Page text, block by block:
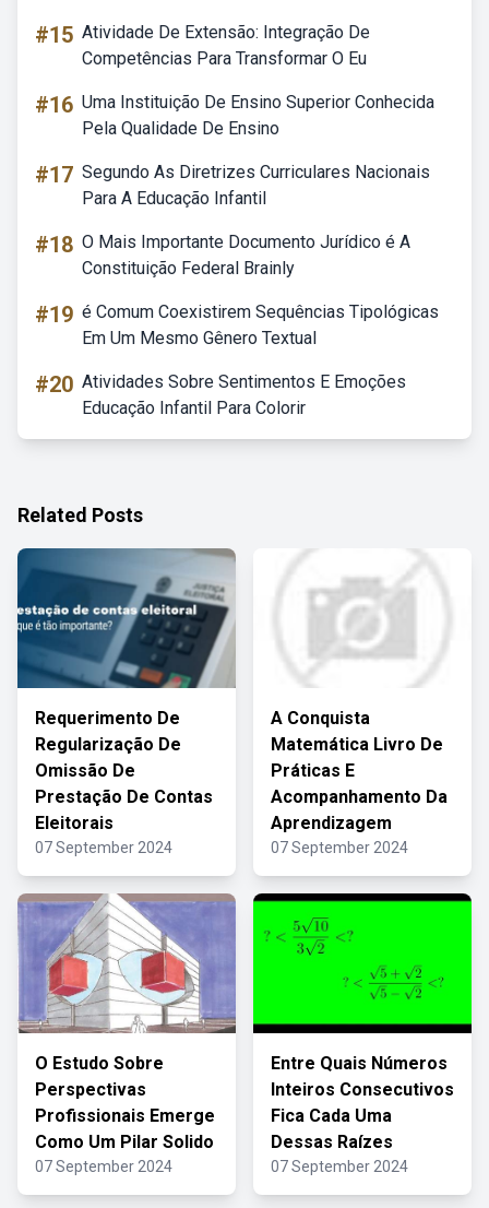
#15 Atividade De Extensão: Integração De
Competências Para Transformar O Eu
#16 Uma Instituição De Ensino Superior Conhecida
Pela Qualidade De Ensino
#17 Segundo As Diretrizes Curriculares Nacionais
Para A Educação Infantil
#18 O Mais Importante Documento Jurídico é A
Constituição Federal Brainly
#19 é Comum Coexistirem Sequências Tipológicas
Em Um Mesmo Gênero Textual
#20 Atividades Sobre Sentimentos E Emoções
Educação Infantil Para Colorir
Related Posts
Requerimento De
Regularização De
Omissão De
Prestação De Contas
Eleitorais
07 September 2024
A Conquista
Matemática Livro De
Práticas E
Acompanhamento Da
Aprendizagem
07 September 2024
O Estudo Sobre
Perspectivas
Profissionais Emerge
Como Um Pilar Solido
07 September 2024
Entre Quais Números
Inteiros Consecutivos
Fica Cada Uma
Dessas Raízes
07 September 2024